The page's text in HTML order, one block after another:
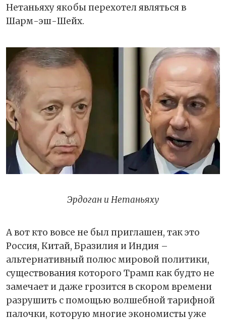
Нетаньяху якобы перехотел являться в
Шарм-эш-Шейх.
Эрдоган и Нетаньяху
А вот кто вовсе не был приглашен, так это
Россия, Китай, Бразилия и Индия –
альтернативный полюс мировой политики,
существования которого Трамп как будто не
замечает и даже грозится в скором времени
разрушить с помощью волшебной тарифной
палочки, которую многие экономисты уже